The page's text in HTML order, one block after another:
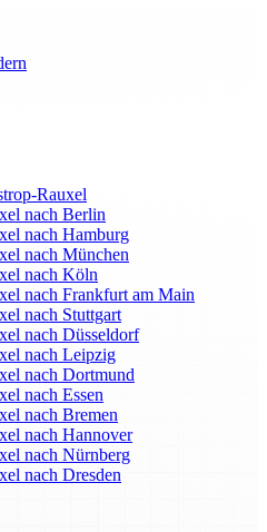
Rauxel
nach Berlin
nach Hamburg
nach München
nach Köln
nach Frankfurt am Main
nach Stuttgart
nach Düsseldorf
nach Leipzig
nach Dortmund
nach Essen
nach Bremen
nach Hannover
nach Nürnberg
nach Dresden